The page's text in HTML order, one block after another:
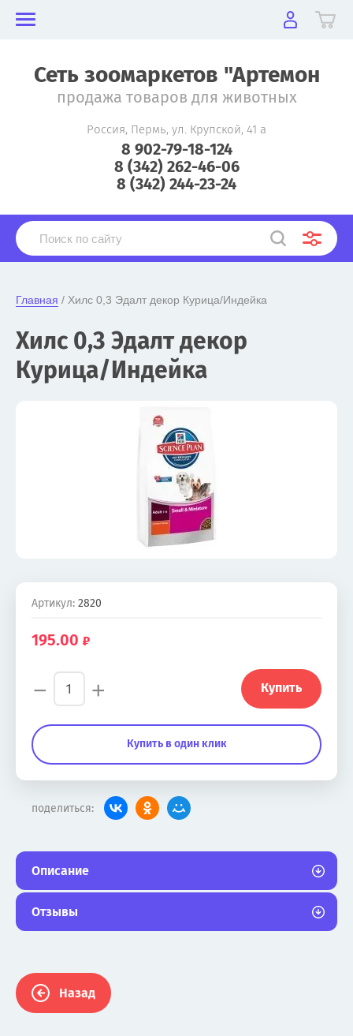
Сеть зоомаркетов "Артемон
продажа товаров для животных
Россия, Пермь, ул. Крупской, 41 а
8 902-79-18-124
8 (342) 262-46-06
8 (342) 244-23-24
Главная / Хилс 0,3 Эдалт декор Курица/Индейка
Хилс 0,3 Эдалт декор
Курица/Индейка
Артикул: 2820
195.00
− + Купить
Купить в один клик
поделиться:
Описание
Отзывы
Назад